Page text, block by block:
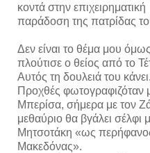
κοντά στην επιχειρηματική
παράδοση της πατρίδας
Δεν είναι το θέμα μου
πλούτισε ο θείος από το
Αυτός τη δουλειά του κάνει.
Προχθές φωτογραφιζόταν
Μπερίσα, σήμερα με τον
μεθαύριο θα βγάλει σέλφι
Μητσοτάκη «ως
Μακεδόνας».